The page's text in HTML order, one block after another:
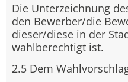
Die Unterzeichnung
den Bewerber/die
dieser/diese in der
wahlberechtigt ist.
2.5 Dem